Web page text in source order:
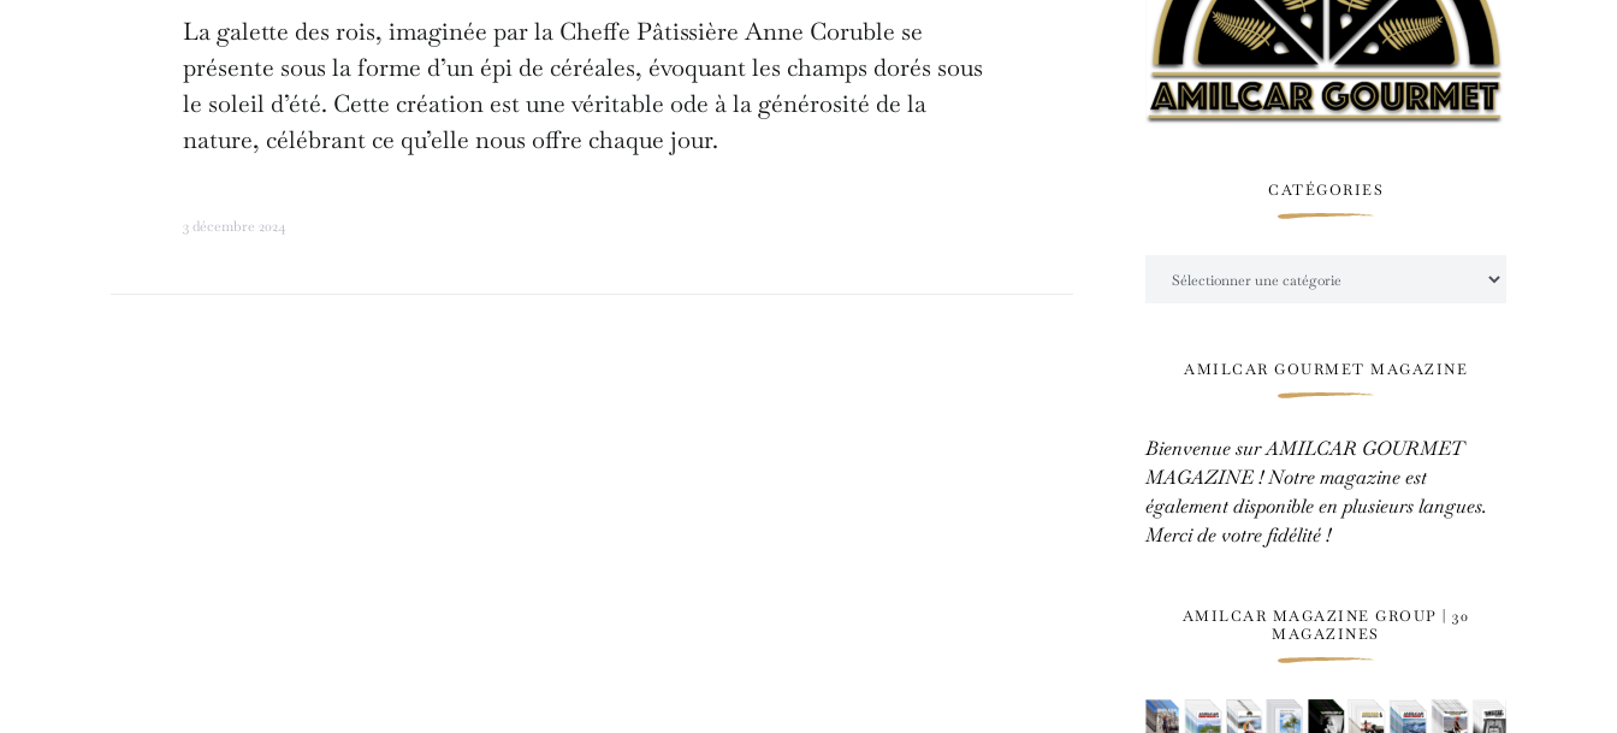
La galette des rois, imaginée par la Cheffe Pâtissière Anne Coruble se
présente sous la forme d’un épi de céréales, évoquant les champs dorés sous
le soleil d’été. Cette création est une véritable ode à la générosité de la
nature, célébrant ce qu’elle nous offre chaque jour.
3 décembre 2024
CATÉGORIES
AMILCAR GOURMET MAGAZINE
Bienvenue sur AMILCAR GOURMET
MAGAZINE ! Notre magazine est
également disponible en plusieurs langues.
Merci de votre fidélité !
AMILCAR MAGAZINE GROUP | 30
MAGAZINES